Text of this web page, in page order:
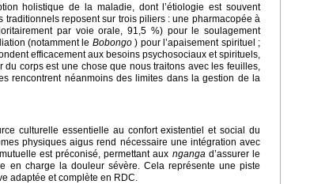
holistique de la maladie, dont l’étiologie est souvent
reposent sur trois piliers : une pharmacopée à
par voie orale, 91,5 %) pour le soulagement
(notamment le Bobongo) pour l’apaisement spirituel ;
efficacement aux besoins psychosociaux et spirituels,
du corps est une chose que nous traitons avec les feuilles,
rencontrent néanmoins des limites dans la gestion de la
culturelle essentielle au confort existentiel et social du
physiques aigus rend nécessaire une intégration avec
est préconisé, permettant aux nganga d’assurer le
en charge la douleur sévère. Cela représente une piste
adaptée et complète en RDC.